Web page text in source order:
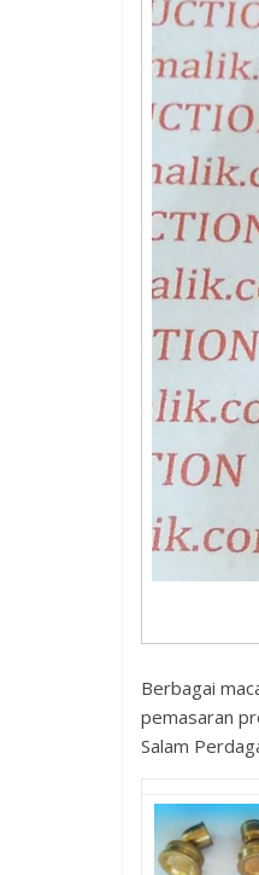
Berbagai
pemasaran
Salam